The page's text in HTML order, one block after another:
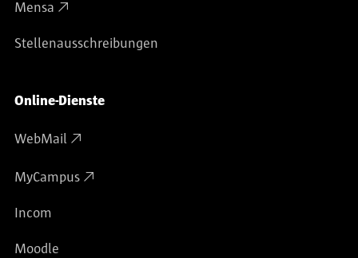
Mensa
Stellenausschreibungen
Online-Dienste
WebMail
MyCampus
Incom
Moodle